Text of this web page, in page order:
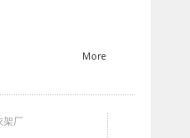
More